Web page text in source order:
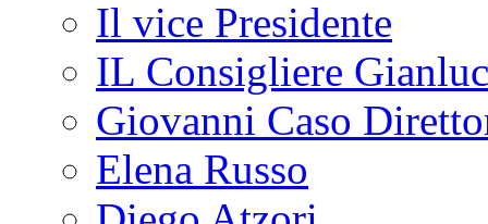
Il vice Presidente
IL Consigliere
Giovanni Caso
Elena Russo